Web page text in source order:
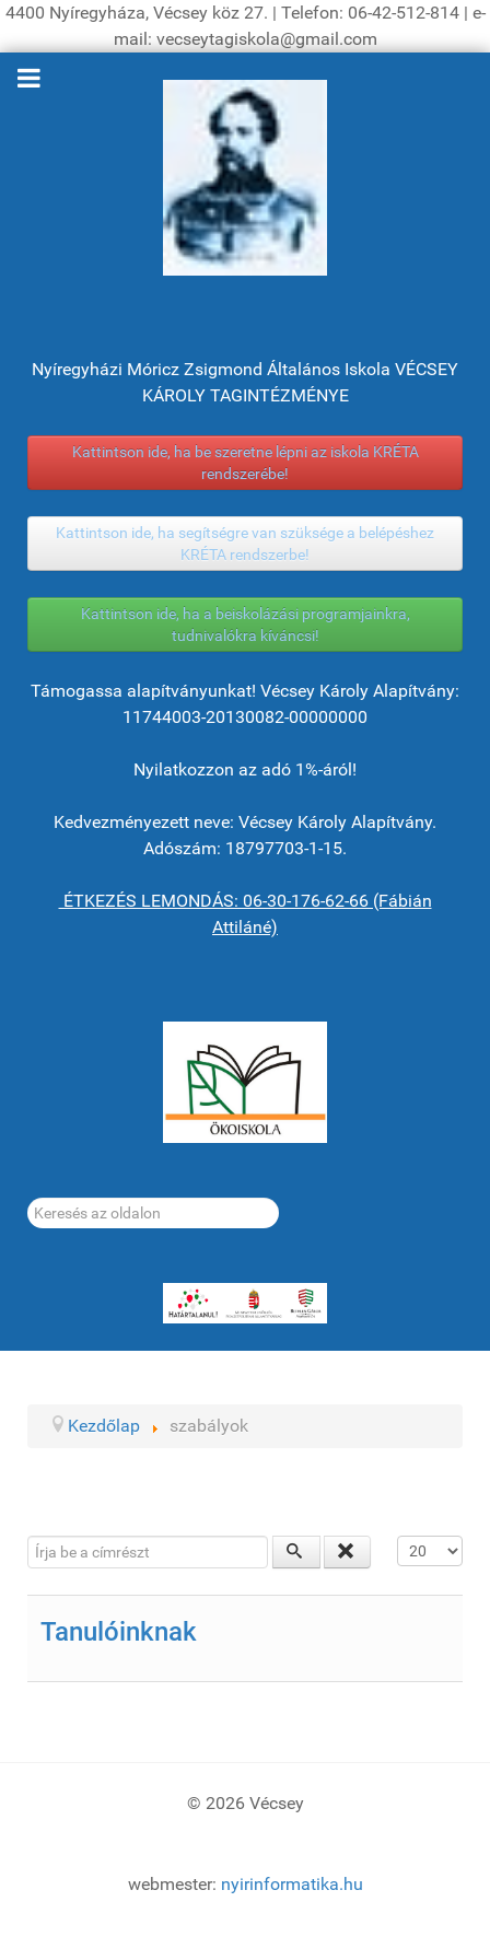
4400 Nyíregyháza, Vécsey köz 27. | Telefon: 06-42-512-814 | e-
mail: vecseytagiskola@gmail.com
Nyíregyházi Móricz Zsigmond Általános Iskola VÉCSEY
KÁROLY TAGINTÉZMÉNYE
Kattintson ide, ha be szeretne lépni az iskola KRÉTA
rendszerébe!
Kattintson ide, ha segítségre van szüksége a belépéshez
KRÉTA rendszerbe!
Kattintson ide, ha a beiskolázási programjainkra,
tudnivalókra kíváncsi!
Támogassa alapítványunkat! Vécsey Károly Alapítvány:
11744003-20130082-00000000
Nyilatkozzon az adó 1%-áról!
Kedvezményezett neve: Vécsey Károly Alapítvány.
Adószám: 18797703-1-15.
ÉTKEZÉS LEMONDÁS: 06-30-176-62-66 (Fábián
Attiláné)
Keresés...
Kezdőlap szabályok
Írja be a címrészt Tételek #
Tanulóinknak
© 2026 Vécsey
webmester: nyirinformatika.hu